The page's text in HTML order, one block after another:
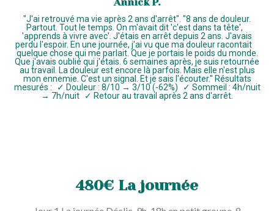
"J'ai retrouvé ma vie après 2 ans d'arrêt". "8 ans de douleur.
Partout. Tout le temps. On m'avait dit 'c'est dans ta tête',
'apprends à vivre avec'. J'étais en arrêt depuis 2 ans. J'avais
perdu l'espoir. En une journée, j'ai vu que ma douleur racontait
quelque chose qui me parlait. Que je portais le poids du monde.
Que j'avais oublié qui j'étais. 6 semaines après, je suis retournée
au travail. La douleur est encore là parfois. Mais elle n'est plus
mon ennemie. C'est un signal. Et je sais l'écouter." Résultats
mesurés : ✓ Douleur : 8/10 → 3/10 (-62%) ✓ Sommeil : 4h/nuit
→ 7h/nuit ✓ Retour au travail après 2 ans d'arrêt.
480€ La journée